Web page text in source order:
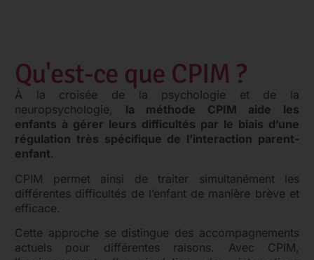
Qu'est-ce que CPIM ?
À la croisée de la psychologie et de la
neuropsychologie, la méthode CPIM aide les
enfants à gérer leurs difficultés par le biais d’une
régulation très spécifique de l’interaction parent-
enfant.
CPIM permet ainsi de traiter simultanément les
différentes difficultés de l’enfant de manière brève et
efficace.
Cette approche se distingue des accompagnements
actuels pour différentes raisons. Avec CPIM,